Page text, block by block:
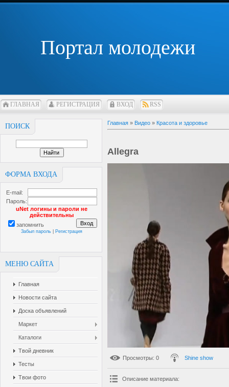
Портал молодежи
ГЛАВНАЯ РЕГИСТРАЦИЯ ВХОД RSS
ПОИСК
ФОРМА ВХОДА
E-mail:
Пароль:
uNet логины и пароли не
действительны
запомнить
Забыл пароль Регистрация
МЕНЮ САЙТА
Главная
Новости сайта
Доска объявлений
Маркет
Каталоги
Твой дневник
Тесты
Твои фото
Главная » Видео » Красота и здоровье
Allegra
Просмотры: 0 Shine show
Описание материала: